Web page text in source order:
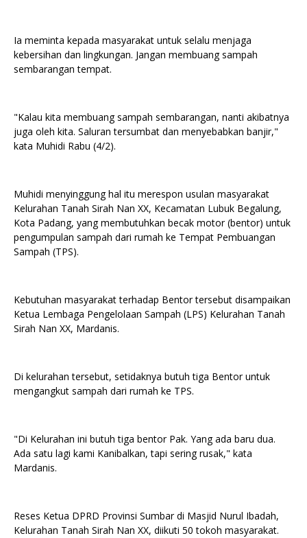
Ia meminta kepada masyarakat untuk selalu menjaga
kebersihan dan lingkungan. Jangan membuang sampah
sembarangan tempat.
"Kalau kita membuang sampah sembarangan, nanti akibatnya
juga oleh kita. Saluran tersumbat dan menyebabkan banjir,"
kata Muhidi Rabu (4/2).
Muhidi menyinggung hal itu merespon usulan masyarakat
Kelurahan Tanah Sirah Nan XX, Kecamatan Lubuk Begalung,
Kota Padang, yang membutuhkan becak motor (bentor) untuk
pengumpulan sampah dari rumah ke Tempat Pembuangan
Sampah (TPS).
Kebutuhan masyarakat terhadap Bentor tersebut disampaikan
Ketua Lembaga Pengelolaan Sampah (LPS) Kelurahan Tanah
Sirah Nan XX, Mardanis.
Di kelurahan tersebut, setidaknya butuh tiga Bentor untuk
mengangkut sampah dari rumah ke TPS.
"Di Kelurahan ini butuh tiga bentor Pak. Yang ada baru dua.
Ada satu lagi kami Kanibalkan, tapi sering rusak," kata
Mardanis.
Reses Ketua DPRD Provinsi Sumbar di Masjid Nurul Ibadah,
Kelurahan Tanah Sirah Nan XX, diikuti 50 tokoh masyarakat.